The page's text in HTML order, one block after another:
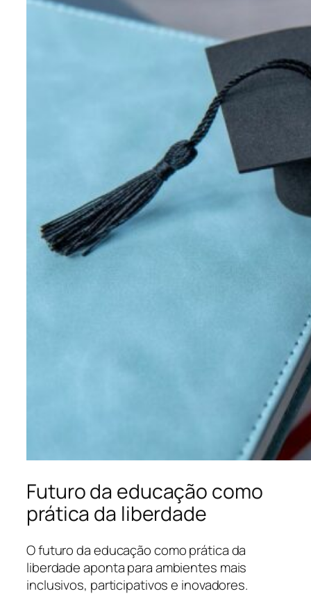
Futuro da educação como
prática da liberdade
O futuro da educação como prática da
liberdade aponta para ambientes mais
inclusivos, participativos e inovadores.